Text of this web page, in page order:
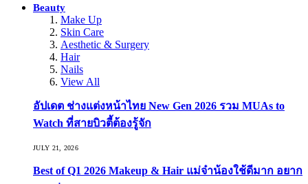
Beauty
Make Up
Skin Care
Aesthetic & Surgery
Hair
Nails
View All
อัปเดต ช่างแต่งหน้าไทย New Gen 2026 รวม MUAs to
Watch ที่สายบิวตี้ต้องรู้จัก
JULY 21, 2026
Best of Q1 2026 Makeup & Hair แม่จ๋าน้องใช้ดีมาก อยาก